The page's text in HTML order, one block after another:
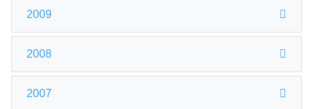
2009
2008
2007